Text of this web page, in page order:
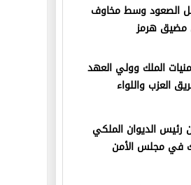
الصعود وسط مخاوف
مضيق هرمز
الملك وولي العهد
العزب واللواء
رئيس الديوان الملكي
في مجلس الأمن